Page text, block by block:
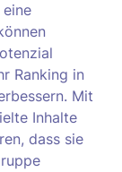
Ranking in
Mit
Inhalte
dass sie